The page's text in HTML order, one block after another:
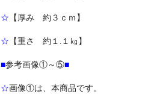
☆ 【厚み 約３ｃｍ】
☆ 【重さ 約１.１㎏】
■参考画像①～⑤■
☆画像①は、本商品です。